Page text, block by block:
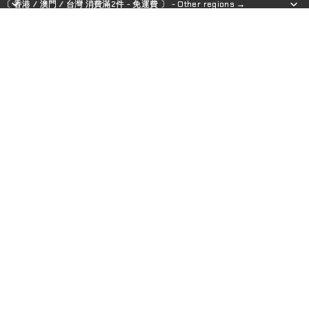
〔 香港 / 澳門 / 台灣 消費滿2件 - 免運費 〕 - Other regions →
〔 香港 / 澳門 / 台灣 消費滿2件 - 免運費 〕 - Other regions →